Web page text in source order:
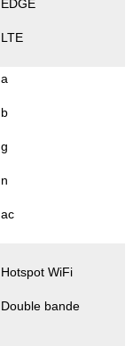
EDGE
LTE
a
b
g
n
ac
Hotspot WiFi
Double bande